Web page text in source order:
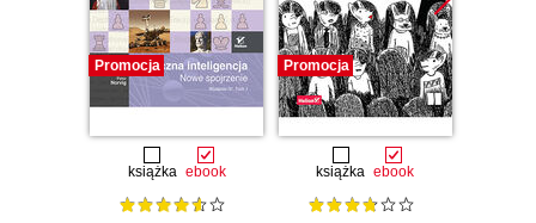
Promocja
książka ebook
Promocja
książka ebook